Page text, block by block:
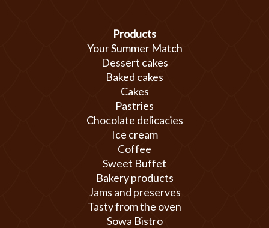
Products
Your Summer Match
Dessert cakes
Baked cakes
Cakes
Pastries
Chocolate delicacies
Ice cream
Coffee
Sweet Buffet
Bakery products
Jams and preserves
Tasty from the oven
Sowa Bistro